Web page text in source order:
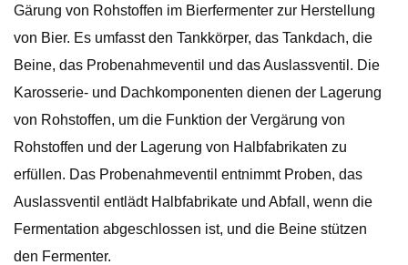
Gärung von Rohstoffen im Bierfermenter zur Herstellung
von Bier. Es umfasst den Tankkörper, das Tankdach, die
Beine, das Probenahmeventil und das Auslassventil. Die
Karosserie- und Dachkomponenten dienen der Lagerung
von Rohstoffen, um die Funktion der Vergärung von
Rohstoffen und der Lagerung von Halbfabrikaten zu
erfüllen. Das Probenahmeventil entnimmt Proben, das
Auslassventil entlädt Halbfabrikate und Abfall, wenn die
Fermentation abgeschlossen ist, und die Beine stützen
den Fermenter.